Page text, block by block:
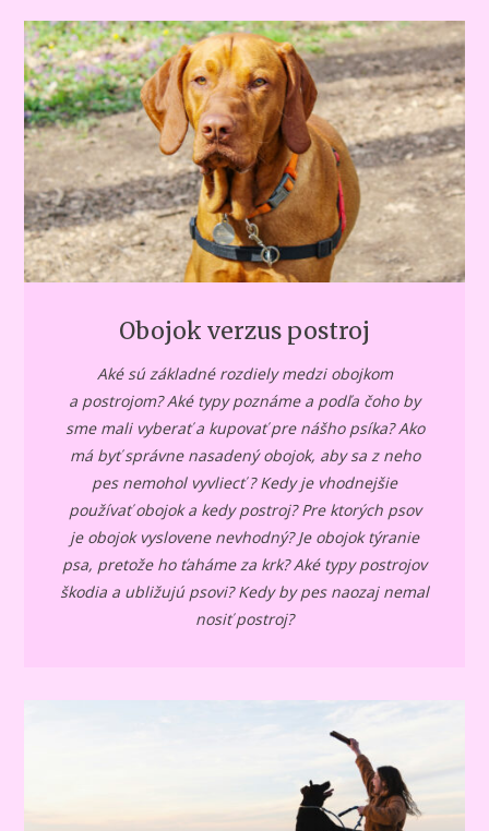
Obojok verzus postroj
Aké sú základné rozdiely medzi obojkom
a postrojom? Aké typy poznáme a podľa čoho by
sme mali vyberať a kupovať pre nášho psíka? Ako
má byť správne nasadený obojok, aby sa z neho
pes nemohol vyvliecť ? Kedy je vhodnejšie
používať obojok a kedy postroj? Pre ktorých psov
je obojok vyslovene nevhodný? Je obojok týranie
psa, pretože ho ťaháme za krk? Aké typy postrojov
škodia a ubližujú psovi? Kedy by pes naozaj nemal
nosiť postroj?